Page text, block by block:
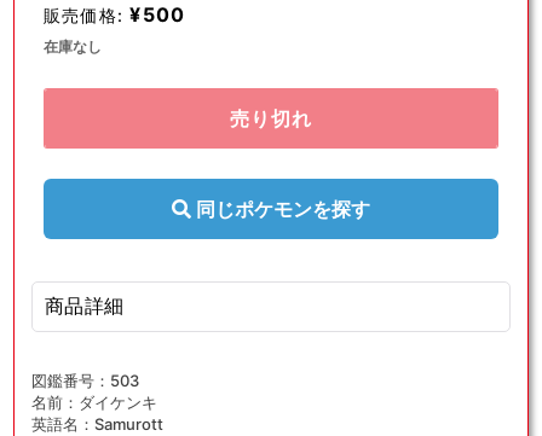
(1)
を
く
販売価格: ¥500
在庫なし
売り切れ
同じポケモンを探す
商品詳細
図鑑番号：503
名前：ダイケンキ
英語名：Samurott